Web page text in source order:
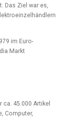
Das Ziel war es,
im Euro-
Markt
45.000 Artikel
Computer,